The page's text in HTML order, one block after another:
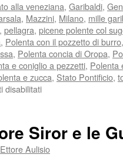
alla veneziana, Garibaldi,
, Mazzini, Milano, mille
, pellagra, picene polente col
, Polenta con il pozzetto di burro
, Polenta concia di Oropa,
e coniglio a pezzetti, Polenta
e zucca, Stato Pontificio,
disabilitati
dei
Mille
(garibaldini)
Siror e le
Ettore Aulisio